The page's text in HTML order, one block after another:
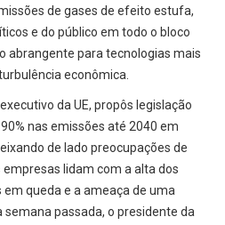
de gases de efeito estufa,
e do público em todo o bloco
abrangente para tecnologias mais
econômica.
da UE, propôs legislação
nas emissões até 2040 em
de lado preocupações de
lidam com a alta dos
queda e a ameaça de uma
semana passada, o presidente da